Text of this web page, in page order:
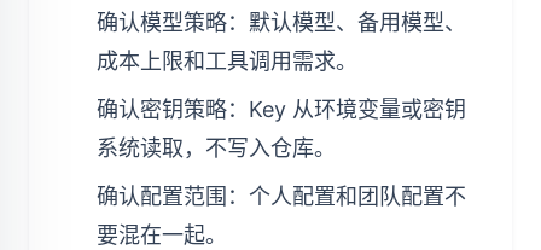
确认模型策略：默认模型、备用模型、
成本上限和工具调用需求。
确认密钥策略：Key 从环境变量或密钥
系统读取，不写入仓库。
确认配置范围：个人配置和团队配置不
要混在一起。